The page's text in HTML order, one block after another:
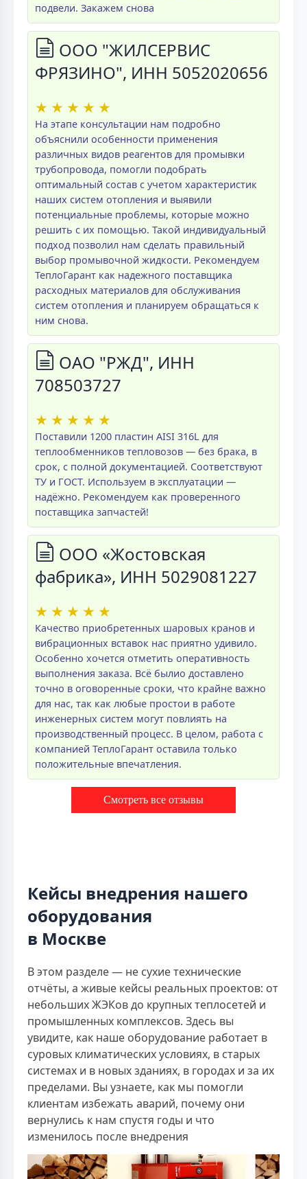
подвели. Закажем снова
ООО "ЖИЛСЕРВИС
ФРЯЗИНО", ИНН 5052020656
★ ★ ★ ★ ★
На этапе консультации нам подробно
объяснили особенности применения
различных видов реагентов для промывки
трубопровода, помогли подобрать
оптимальный состав с учетом характеристик
наших систем отопления и выявили
потенциальные проблемы, которые можно
решить с их помощью. Такой индивидуальный
подход позволил нам сделать правильный
выбор промывочной жидкости. Рекомендуем
ТеплоГарант как надежного поставщика
расходных материалов для обслуживания
систем отопления и планируем обращаться к
ним снова.
ОАО "РЖД", ИНН
708503727
★ ★ ★ ★ ★
Поставили 1200 пластин AISI 316L для
теплообменников тепловозов — без брака, в
срок, с полной документацией. Соответствуют
ТУ и ГОСТ. Используем в эксплуатации —
надёжно. Рекомендуем как проверенного
поставщика запчастей!
ООО «Жостовская
фабрика», ИНН 5029081227
★ ★ ★ ★ ★
Качество приобретенных шаровых кранов и
вибрационных вставок нас приятно удивило.
Особенно хочется отметить оперативность
выполнения заказа. Всё былио доставлено
точно в оговоренные сроки, что крайне важно
для нас, так как любые простои в работе
инженерных систем могут повлиять на
производственный процесс. В целом, работа с
компанией ТеплоГарант оставила только
положительные впечатления.
Смотреть все отзывы
Кейсы внедрения нашего
оборудования
в Москве
В этом разделе — не сухие технические
отчёты, а живые кейсы реальных проектов: от
небольших ЖЭКов до крупных теплосетей и
промышленных комплексов. Здесь вы
увидите, как наше оборудование работает в
суровых климатических условиях, в старых
системах и в новых зданиях, в городах и за их
пределами. Вы узнаете, как мы помогли
клиентам избежать аварий, почему они
вернулись к нам спустя годы и что
изменилось после внедрения